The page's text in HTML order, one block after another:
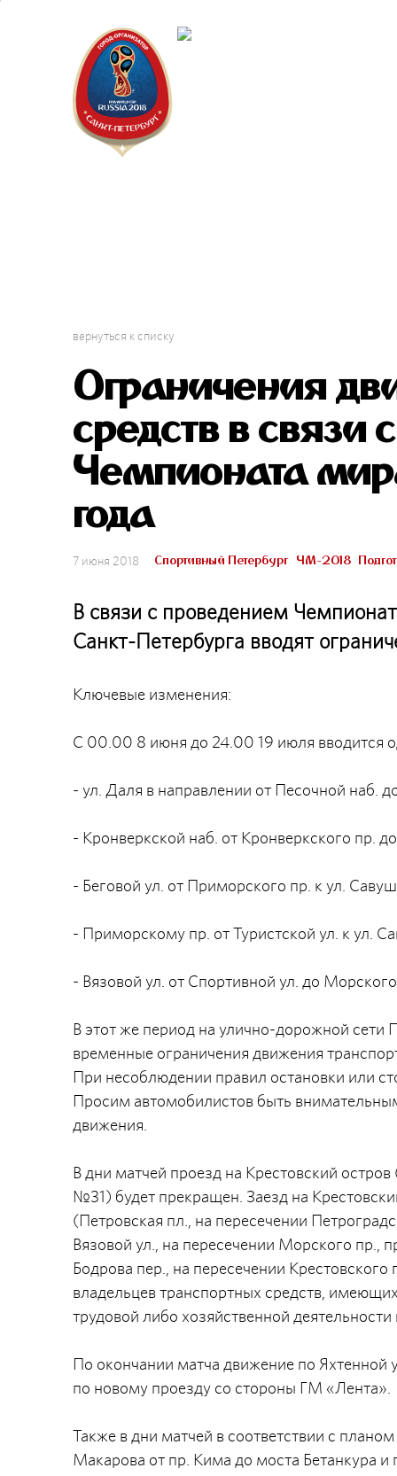
вернуться к списку
Ограничения
средств в связи
Чемпионата
года
7 июня 2018 Спортивный Петербург ЧМ-2018
В связи с проведением
Санкт-Петербурга вводят
Ключевые изменения:
С 00.00 8 июня до 24.00 19 июля вводится
- ул. Даля в направлении от Песочной наб.
- Кронверкской наб. от Кронверкского пр.
- Беговой ул. от Приморского пр. к ул.
- Приморскому пр. от Туристской ул. к ул.
- Вязовой ул. от Спортивной ул. до
В этот же период на улично-дорожной сети
временные ограничения движения
При несоблюдении правил остановки или
Просим автомобилистов быть
движения.
В дни матчей проезд на Крестовский
№31) будет прекращен. Заезд на
(Петровская пл., на пересечении
Вязовой ул., на пересечении Морского пр.,
Бодрова пер., на пересечении
владельцев транспортных средств,
трудовой либо хозяйственной
По окончании матча движение по Яхтенной
по новому проезду со стороны ГМ «Лента».
Также в дни матчей в соответствии с
Макарова от пр. Кима до моста Бетанкура